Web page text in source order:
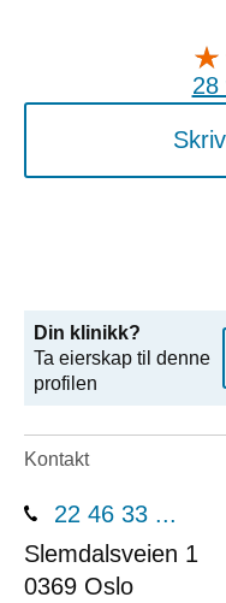
28
Din klinikk?
Ta eierskap til denne
profilen
Kontakt
22 46 33 ...
Slemdalsveien 1
0369 Oslo